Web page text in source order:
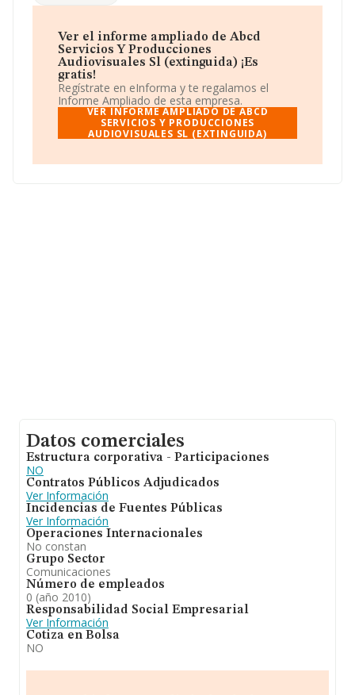
Calle Genoveva Torres Morales núm. 6 4 C, (50006), en
En relación con el sector y disponiendo de los datos de
hasta 9.483 empresas, la facturación en el ámbito
nacional alcanza los 2.639 millones de euros y la media
de facturación de ventas entre todas las compañías
alcanza los 278 mil euros. En cuanto a la información
relativa a la provincia de Zaragoza, en la base de datos
de INFORMA aparecen 105 empresas, cuyas ventas han
alcanzado los 8 millones de euros. Como información
antigüedad alcanza los 12 años desde la constitución.
Ver el informe ampliado de Abcd
Servicios Y Producciones
Audiovisuales Sl (extinguida) ¡Es
gratis!
Regístrate en eInforma y te regalamos el
Informe Ampliado de esta empresa.
VER INFORME AMPLIADO DE ABCD
SERVICIOS Y PRODUCCIONES
AUDIOVISUALES SL (EXTINGUIDA)
Datos comerciales
Estructura corporativa - Participaciones
NO
Contratos Públicos Adjudicados
Ver Información
Incidencias de Fuentes Públicas
Ver Información
Operaciones Internacionales
No constan
Grupo Sector
Comunicaciones
Número de empleados
0 (año 2010)
Responsabilidad Social Empresarial
Ver Información
Cotiza en Bolsa
NO